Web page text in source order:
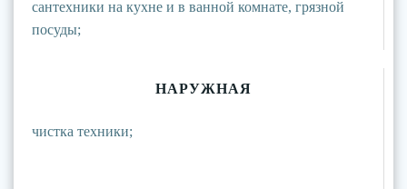
сантехники на кухне и в ванной комнате, грязной
посуды;
НАРУЖНАЯ
чистка техники;